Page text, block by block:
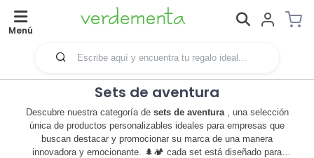
Menú
Sets de aventura
Descubre nuestra categoría de sets de aventura, una selección
única de productos personalizables ideales para empresas que
buscan destacar y promocionar su marca de una manera
innovadora y emocionante. 🌲🏕️ cada set está diseñado para